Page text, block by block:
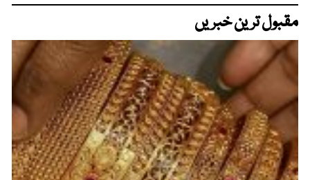
مقبول ترین خبریں